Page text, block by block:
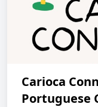
Carioca
Portuguese